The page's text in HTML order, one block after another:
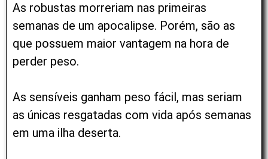
As robustas morreriam nas primeiras
semanas de um apocalipse. Porém, são as
que possuem maior vantagem na hora de
perder peso.
As sensíveis ganham peso fácil, mas seriam
as únicas resgatadas com vida após semanas
em uma ilha deserta.